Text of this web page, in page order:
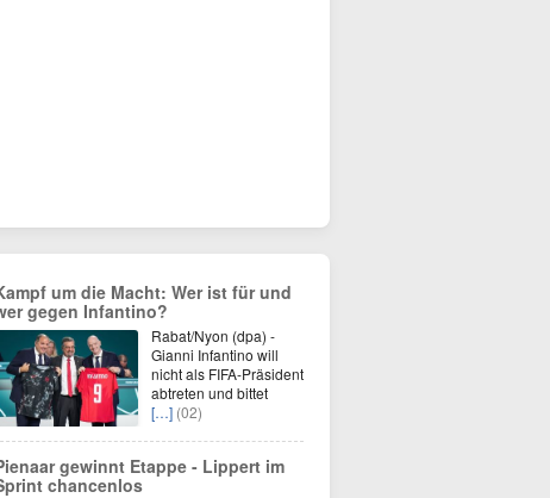
um die Macht: Wer ist für und
gegen Infantino?
Rabat/Nyon (dpa) -
Gianni Infantino will
nicht als FIFA-Präsident
abtreten und bittet
[…] (02)
gewinnt Etappe - Lippert im
chancenlos